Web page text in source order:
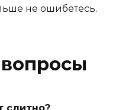
не ошибётесь.